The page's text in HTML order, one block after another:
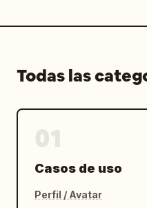
Todas las
Casos de uso
Perfil / Avatar